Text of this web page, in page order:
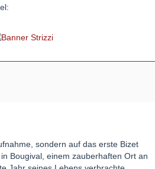
sondern auf das erste Bizet
Bougival, einem zauberhaften Ort an